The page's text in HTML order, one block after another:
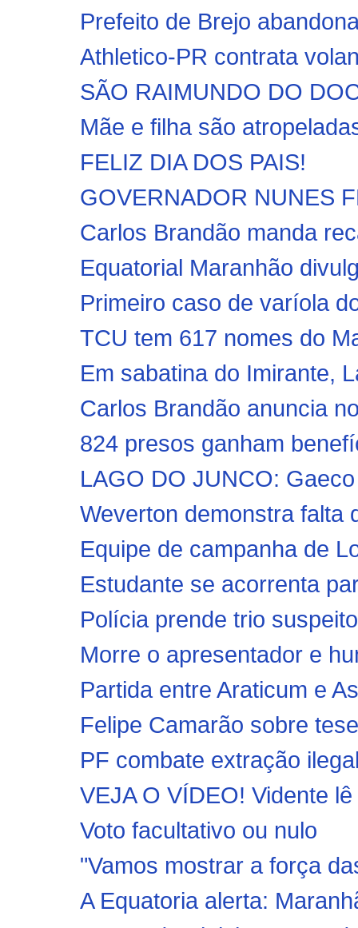
Prefeito de Brejo
Athletico-PR contrata
SÃO RAIMUNDO DO
Mãe e filha são
FELIZ DIA DOS PAIS!
GOVERNADOR NUNES
Carlos Brandão manda
Equatorial Maranhão
Primeiro caso de varíola
TCU tem 617 nomes do
Em sabatina do Imirante,
Carlos Brandão anuncia
824 presos ganham
LAGO DO JUNCO:
Weverton demonstra falta
Equipe de campanha de
Estudante se acorrenta
Polícia prende trio
Morre o apresentador e
Partida entre Araticum e
Felipe Camarão sobre
PF combate extração
VEJA O VÍDEO! Vidente
Voto facultativo ou nulo
"Vamos mostrar a força
A Equatoria alerta: